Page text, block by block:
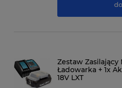
Zestaw Zasilający
Ładowarka + 1x
18V LXT